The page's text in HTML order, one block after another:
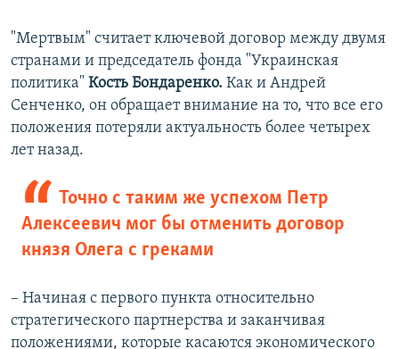
"Мертвым" считает ключевой договор между двумя
странами и председатель фонда "Украинская
политика" Кость Бондаренко. Как и Андрей
Сенченко, он обращает внимание на то, что все его
положения потеряли актуальность более четырех
лет назад.
Точно с таким же успехом Петр
Алексеевич мог бы отменить договор
князя Олега с греками
– Начиная с первого пункта относительно
стратегического партнерства и заканчивая
положениями, которые касаются экономического